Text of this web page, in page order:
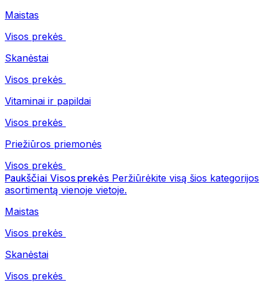
Maistas
Visos prekės
Skanėstai
Visos prekės
Vitaminai ir papildai
Visos prekės
Priežiūros priemonės
Visos prekės
Paukščiai Visos prekės Peržiūrėkite visą šios kategorijos
asortimentą vienoje vietoje.
Maistas
Visos prekės
Skanėstai
Visos prekės